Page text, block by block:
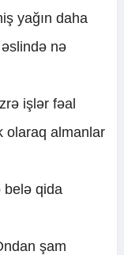
yağın daha
nə
işlər fəal
olaraq almanlar
belə qida
şam